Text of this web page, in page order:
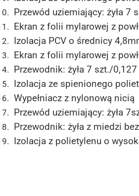
Przewód uziemiający: żyła
Ekran z folii mylarowej z
Izolacja PCV o średnicy
Ekran z folii mylarowej z
Przewodnik: żyła 7 szt./
Izolacja ze spienionego
Wypełniacz z nylonową nicią
Przewód uziemiający: żyła
Przewodnik: żyła z miedzi
Izolacja z polietylenu o